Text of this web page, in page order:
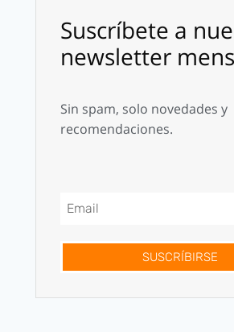
Suscríbete a
newsletter
Sin spam, solo novedades y
recomendaciones.
SUSCRÍBIRSE